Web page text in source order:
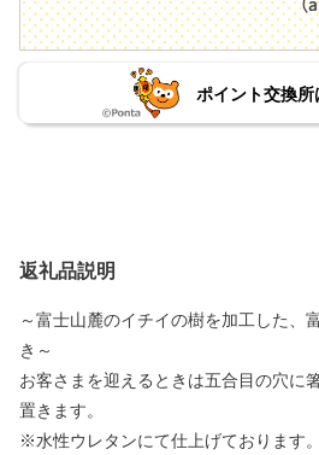
ポイント交換所
返礼品説明
～富士山麓のイチイの樹を加工した、
き～
お客さまを迎えるときは五合目の穴に
置きます。
※水性ウレタンにて仕上げております。